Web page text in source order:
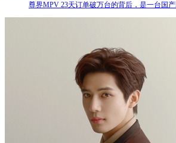
尊界MPV 23天订单破万台的背后，是一台国